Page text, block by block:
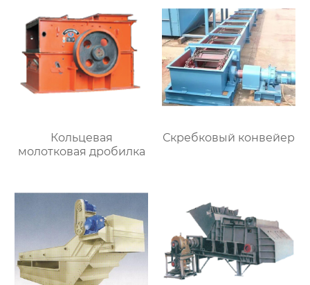
Кольцевая
молотковая дробилка
Скребковый конвейер